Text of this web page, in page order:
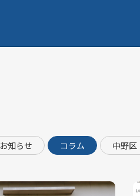
お知らせ コラム 中野区